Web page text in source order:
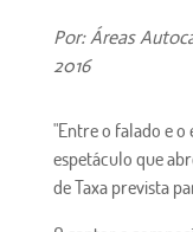
Por: Áreas
2016
"Entre o falado e o
espetáculo que
de Taxa prevista